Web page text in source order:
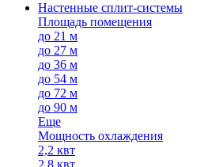
Настенные сплит-системы
Площадь помещения
до 21 м
до 27 м
до 36 м
до 54 м
до 72 м
до 90 м
Еще
Мощность охлаждения
2,2 квт
2,8 квт